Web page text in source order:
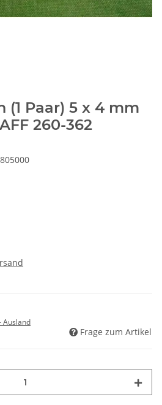
(1 Paar) 5 x 4 mm
260-362
Ausland
Frage zum Artikel